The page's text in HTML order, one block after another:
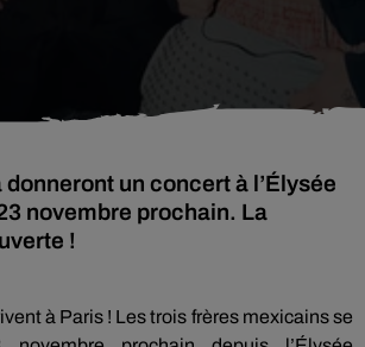
un concert à l’Élysée
novembre prochain. La
!
à Paris ! Les trois frères mexicains se